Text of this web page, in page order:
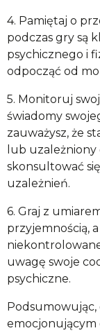
4. Pamiętaj o
podczas gry są
psychicznego i
odpocząć od
5. Monitoruj
świadomy
zauważysz, że
lub
skonsultować
uzależnień.
6. Graj z
przyjemnością,
uwagę swoje
psychiczne.
Podsumowując,
emocjonującym